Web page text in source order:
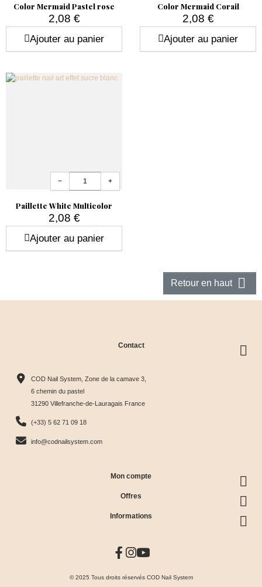
Color Mermaid Pastel rose
2,08 €
Ajouter au panier
Color Mermaid Corail
2,08 €
Ajouter au panier
Paillette White Multicolor
2,08 €
− +
Ajouter au panier
Retour en haut 
Contact
COD Nail System, Zone de la camave 3,
6 chemin du pastel
31290 Villefranche-de-Lauragais France
(+33) 5 62 71 09 18
info@codnailsystem.com
Mon compte
Offres
Informations
© 2025 Tous droits réservés COD Nail System